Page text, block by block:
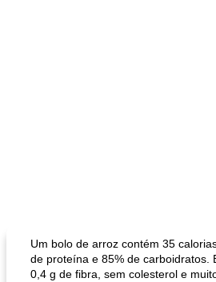
Um bolo de arroz contém 35
de proteína e 85% de carboidratos.
0,4 g de fibra, sem colesterol e